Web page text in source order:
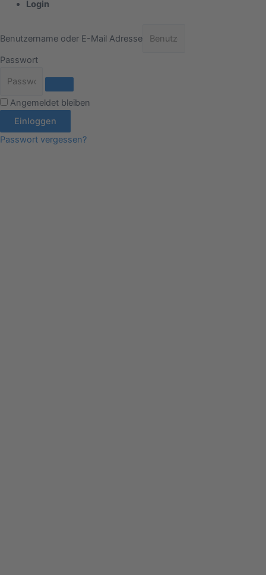
Login
Benutzername oder E-Mail Adresse
Passwort
Angemeldet bleiben
Einloggen
Passwort vergessen?